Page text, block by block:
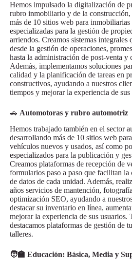
Hemos impulsado la digitalización de
rubro inmobiliario y de la construcción,
más de 10 sitios web para
especializadas para la gestión de
arriendos. Creamos sistemas integrales
desde la gestión de operaciones,
hasta la administración de post-venta y
Además, implementamos soluciones
calidad y la planificación de tareas en
constructivos, ayudando a nuestros
tiempos y mejorar la experiencia de sus
🚗 Automotoras y rubro automotriz
Hemos trabajado también en el sector
desarrollando más de 10 sitios web
vehículos nuevos y usados, así como
especializados para la publicación y
Creamos plataformas de recepción de
formularios paso a paso que facilitan la
de datos de cada unidad. Además,
años servicios de mantención,
optimización SEO, ayudando a
destacar su inventario en línea,
mejorar la experiencia de sus usuarios.
destacamos plataformas de gestión de
talleres.
🧑‍🏫 Educación: Básica, Media y